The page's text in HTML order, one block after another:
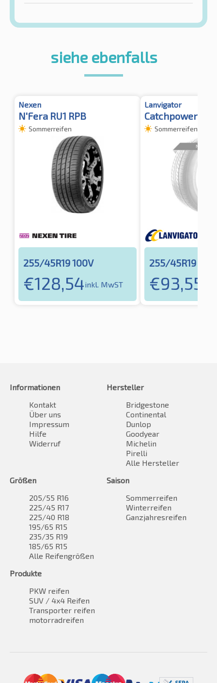
siehe ebenfalls
Nexen
N'Fera RU1 RPB
Sommerreifen
255/45R19 100V
€128,54inkl. MwST
Lanvigator
Catchpower
Sommerreifen
255/45R19
€93,55
Informationen
Kontakt
Über uns
Impressum
Hilfe
Widerruf
Hersteller
Bridgestone
Continental
Dunlop
Goodyear
Michelin
Pirelli
Alle Hersteller
Größen
205/55 R16
225/45 R17
225/40 R18
195/65 R15
235/35 R19
185/65 R15
Alle Reifengrößen
Saison
Sommerreifen
Winterreifen
Ganzjahresreifen
Produkte
PKW reifen
SUV / 4x4 Reifen
Transporter reifen
motorradreifen